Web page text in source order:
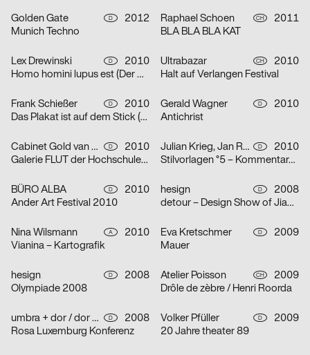
Golden Gate D
2012
Munich Techno
Raphael Schoen CH
2011
BLA BLA BLA KAT
Lex Drewinski D
2010
Homo homini lupus est (Der Mensch ist dem Menschen ein Wolf)
Ultrabazar CH
2010
Halt auf Verlangen Festival
Frank Schießer D
2010
Das Plakat ist auf dem Stick (aus dem Plakatwettbewerb des Deutschen Studentenwerks 2010 »Studium Digitale – Chancen und Risiken«)
Gerald Wagner D
2010
Antichrist
Cabinet Gold van d’Vlies D
2010
Galerie FLUT der Hochschule für Künste Bremen
Julian Krieg, Jan Reiser, Lorin Strohm D
2010
Stilvorlagen °5 – Kommentare zur Zeit – Programmplakat
BÜRO ALBA D
2010
Ander Art Festival 2010
hesign D
2008
detour – Design Show of Jianping He in Hong Kong
Nina Wilsmann A
2010
Vianina – Kartografik
Eva Kretschmer D
2009
Mauer
hesign D
2008
Olympiade 2008
Atelier Poisson CH
2009
Drôle de zèbre / Henri Roorda
umbra + dor / dor grafik D
2008
Rosa Luxemburg Konferenz
Volker Pfüller D
2009
20 Jahre theater 89